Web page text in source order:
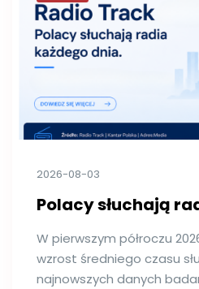
2026-08-03
Polacy słuchają
W pierwszym półroczu
wzrost średniego czasu
najnowszych danych